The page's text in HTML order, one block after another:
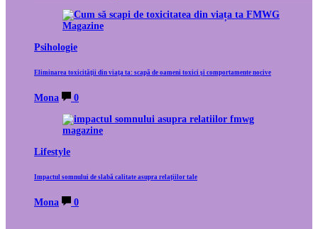
Psihologie
Eliminarea toxicității din viața ta: scapă de oameni toxici și comportamente nocive
Mona 0
Lifestyle
Impactul somnului de slabă calitate asupra relațiilor tale
Mona 0